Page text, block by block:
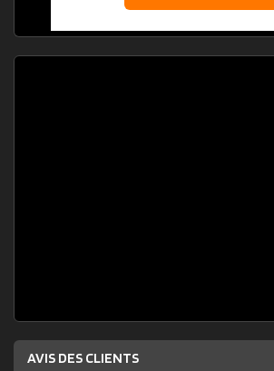
AVIS DES CLIENTS